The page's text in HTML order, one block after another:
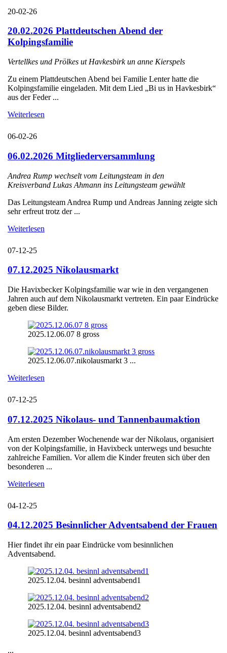
20-02-26
20.02.2026 Plattdeutschen Abend der
Kolpingsfamilie
Vertellkes und Prölkes ut Havkesbirk un anne Kierspels
Zu einem Plattdeutschen Abend bei Familie Lenter hatte die
Kolpingsfamilie eingeladen. Mit dem Lied „Bi us in Havkesbirk“
aus der Feder ...
Weiterlesen
06-02-26
06.02.2026 Mitgliederversammlung
Andrea Rump wechselt vom Leitungsteam in den
Kreisverband Lukas Ahmann ins Leitungsteam gewählt
Das Leitungsteam Andrea Rump und Andreas Janning zeigte sich
sehr erfreut trotz der ...
Weiterlesen
07-12-25
07.12.2025 Nikolausmarkt
Die Havixbecker Kolpingsfamilie war wie in den vergangenen
Jahren auch auf dem Nikolausmarkt vertreten. Ein paar Eindrücke
geben diese Bilder.
2025.12.06.07 8 gross
2025.12.06.07.nikolausmarkt 3 ...
Weiterlesen
07-12-25
07.12.2025 Nikolaus- und Tannenbaumaktion
Am ersten Dezember Wochenende war der Nikolaus, organisiert
von der Kolpingsfamilie, in Havixbeck unterwegs und besuchte
zahlreiche Familien. Vor allem die Kinder freuten sich über den
besonderen ...
Weiterlesen
04-12-25
04.12.2025 Besinnlicher Adventsabend der Frauen
Hier findet ihr ein paar Eindrücke vom besinnlichen
Adventsabend.
2025.12.04. besinnl adventsabend1
2025.12.04. besinnl adventsabend2
2025.12.04. besinnl adventsabend3
...